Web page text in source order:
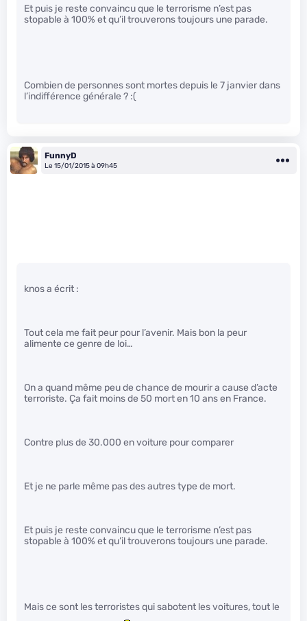
Et puis je reste convaincu que le terrorisme n’est pas
stopable à 100% et qu’il trouverons toujours une parade.
Combien de personnes sont mortes depuis le 7 janvier dans
l’indifférence générale ? :(
FunnyD
Le 15/01/2015 à 09h45
knos a écrit :
Tout cela me fait peur pour l’avenir. Mais bon la peur
alimente ce genre de loi…
On a quand même peu de chance de mourir a cause d’acte
terroriste. Ça fait moins de 50 mort en 10 ans en France.
Contre plus de 30.000 en voiture pour comparer
Et je ne parle même pas des autres type de mort.
Et puis je reste convaincu que le terrorisme n’est pas
stopable à 100% et qu’il trouverons toujours une parade.
Mais ce sont les terroristes qui sabotent les voitures, tout le